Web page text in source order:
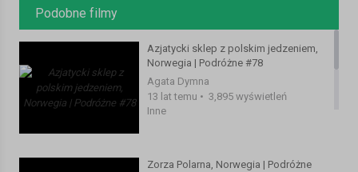
http://www.twitter.com/Podrozne
Kategoria:Inne
Podobne filmy
Azjatycki sklep z polskim jedzeniem,
Norwegia | Podróżne #78
Agata Dymna
13 lat temu • 3,895 wyświetleń
Inne
Zorza Polarna, Norwegia | Podróżne